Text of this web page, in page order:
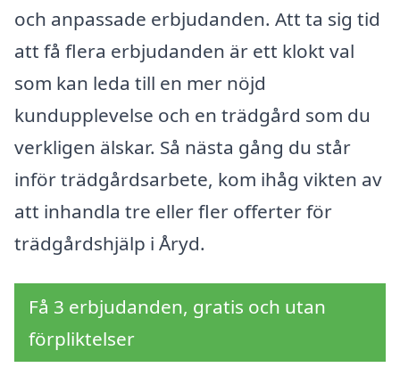
och anpassade erbjudanden. Att ta sig tid
att få flera erbjudanden är ett klokt val
som kan leda till en mer nöjd
kundupplevelse och en trädgård som du
verkligen älskar. Så nästa gång du står
inför trädgårdsarbete, kom ihåg vikten av
att inhandla tre eller fler offerter för
trädgårdshjälp i Åryd.
Få 3 erbjudanden, gratis och utan
förpliktelser